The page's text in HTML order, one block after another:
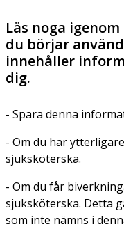
Läs noga
du börjar
innehåller
dig.
- Spara denna
- Om du har
sjuksköterska.
- Om du får
sjuksköterska. Detta
som inte nämns i